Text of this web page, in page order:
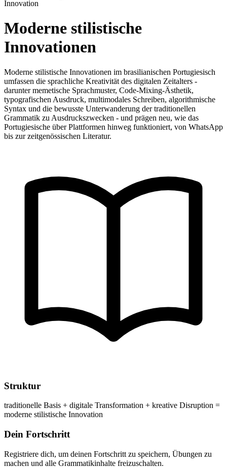
Innovation
Moderne stilistische
Innovationen
Moderne stilistische Innovationen im brasilianischen Portugiesisch
umfassen die sprachliche Kreativität des digitalen Zeitalters -
darunter memetische Sprachmuster, Code-Mixing-Ästhetik,
typografischen Ausdruck, multimodales Schreiben, algorithmische
Syntax und die bewusste Unterwanderung der traditionellen
Grammatik zu Ausdruckszwecken - und prägen neu, wie das
Portugiesische über Plattformen hinweg funktioniert, von WhatsApp
bis zur zeitgenössischen Literatur.
Struktur
traditionelle Basis + digitale Transformation + kreative Disruption =
moderne stilistische Innovation
Dein Fortschritt
Registriere dich, um deinen Fortschritt zu speichern, Übungen zu
machen und alle Grammatikinhalte freizuschalten.